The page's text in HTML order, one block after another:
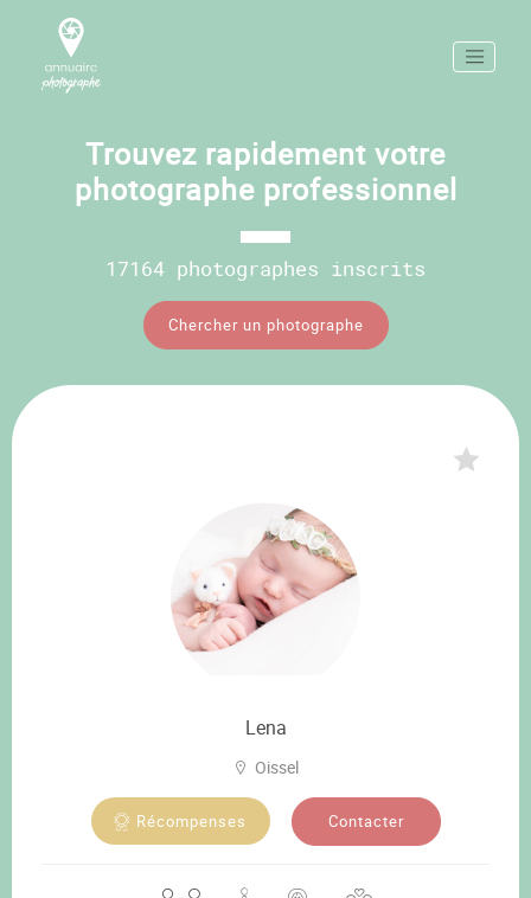
Trouvez rapidement votre
photographe professionnel
17164 photographes inscrits
Chercher un photographe
Lena
Oissel
Récompenses Contacter